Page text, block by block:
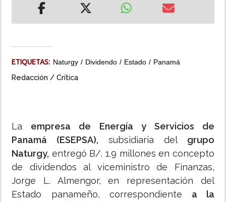
ETIQUETAS: Naturgy Dividendo Estado Panamá
Redacción / Crítica
La empresa de Energía y Servicios de
Panamá (ESEPSA), subsidiaria del grupo
Naturgy, entregó B/. 1.9 millones en concepto
de dividendos al viceministro de Finanzas,
Jorge L. Almengor, en representación del
Estado panameño, correspondiente a la